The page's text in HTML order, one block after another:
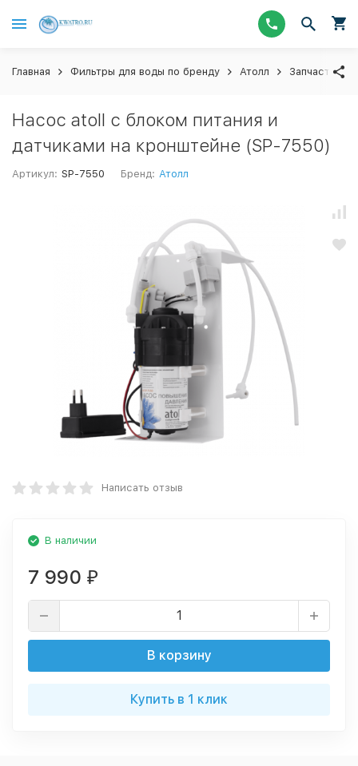
Главная Фильтры для воды по бренду Атолл Запчасти
Насос atoll с блоком питания и
датчиками на кронштейне (SP-7550)
Артикул: SP-7550 Бренд: Атолл
Написать отзыв
В наличии
7 990 ₽
В корзину
Купить в 1 клик